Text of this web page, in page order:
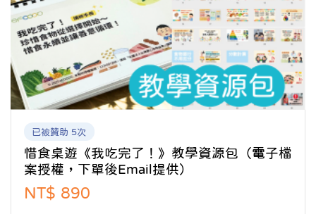
已被贊助 5次
惜食桌遊《我吃完了！》教學資源包（電子檔
案授權，下單後Email提供）
NT$ 890